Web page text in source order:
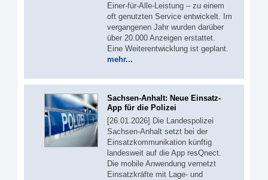
Einer-für-Alle-Leistung – zu einem
oft genutzten Service entwickelt. Im
vergangenen Jahr wurden darüber
über 20.000 Anzeigen erstattet.
Eine Weiterentwicklung ist geplant.
mehr...
Sachsen-Anhalt: Neue Einsatz-
App für die Polizei
[26.01.2026] Die Landespolizei
Sachsen-Anhalt setzt bei der
Einsatzkommunikation künftig
landesweit auf die App resQnect.
Die mobile Anwendung vernetzt
Einsatzkräfte mit Lage- und